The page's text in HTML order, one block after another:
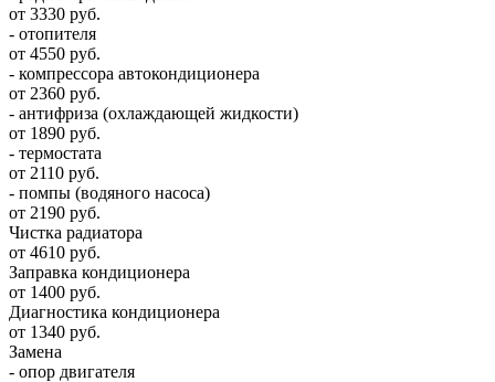
от 3330 руб.
- отопителя
от 4550 руб.
- компрессора автокондиционера
от 2360 руб.
- антифриза (охлаждающей жидкости)
от 1890 руб.
- термостата
от 2110 руб.
- помпы (водяного насоса)
от 2190 руб.
Чистка радиатора
от 4610 руб.
Заправка кондиционера
от 1400 руб.
Диагностика кондиционера
от 1340 руб.
Замена
- опор двигателя